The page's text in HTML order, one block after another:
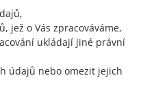
jež o Vás zpracováváme,
ukládají jiné právní
údajů nebo omezit jejich